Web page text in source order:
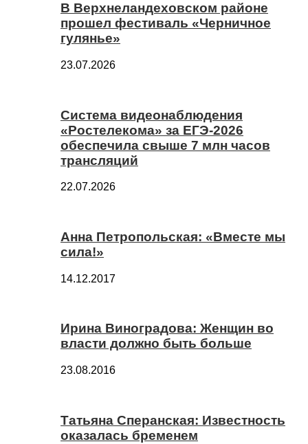
В Верхнеландеховском районе
прошел фестиваль «Черничное
гулянье»
23.07.2026
Система видеонаблюдения
«Ростелекома» за ЕГЭ-2026
обеспечила свыше 7 млн часов
трансляций
22.07.2026
Анна Петропольская: «Вместе мы
сила!»
14.12.2017
Ирина Виноградова: Женщин во
власти должно быть больше
23.08.2016
Татьяна Сперанская: Известность
оказалась бременем